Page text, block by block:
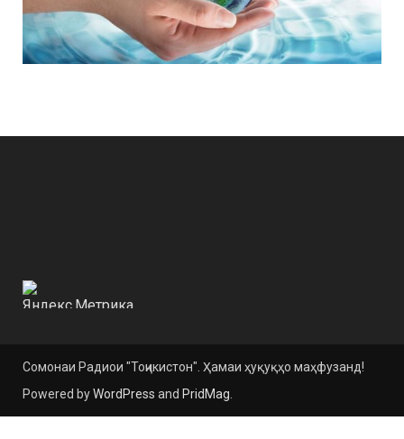
Сомонаи Радиои "Тоҷикистон". Ҳамаи ҳуқуқҳо маҳфузанд!
Powered byWordPress and PridMag